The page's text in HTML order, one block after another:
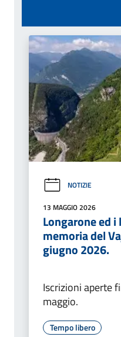
NOTIZIE
13 MAGGIO 2026
Longarone ed
memoria del
giugno 2026.
Iscrizioni aperte
maggio.
Tempo libero